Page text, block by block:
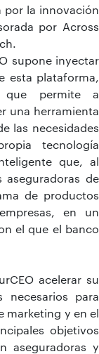
por la innovación
por Across
supone inyectar
esta plataforma,
que permite a
una herramienta
las necesidades
tecnología
que, al
de
de productos
en un
el que el banco
acelerar su
necesarios para
marketing y en el
objetivos
aseguradoras y